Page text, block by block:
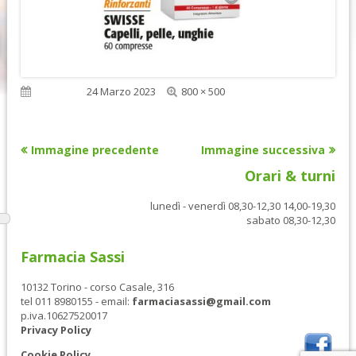
Pubblicato24 Marzo 2023
Dimensione
800 × 500
Immagine precedente Immagine successiva
Orari & turni
lunedì - venerdì 08,30-12,30 14,00-19,30
sabato 08,30-12,30
Farmacia Sassi
10132 Torino - corso Casale, 316
tel 011 8980155 - email: farmaciasassi@gmail.com
p.iva.10627520017
Privacy Policy